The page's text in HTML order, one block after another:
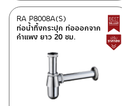
ก๊อกน้ำห้องครัว(15)
สายฝักบัว
อุปกรณ์ตกแต่งห้องน้ำ(33)
ฝักบัว
ก๊อกน้ำ
สุขภัณฑ์(8)
อ่างล้างหน้าตู้เฟอร์นิเจอร์
ท่อน้ำทิ้งกระปุก ท่อออกจาก
กำแพง ยาว 20 ซม.
RA P8008A(S)